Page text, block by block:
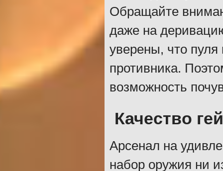
Обращайте
даже на
уверены, что пуля
противника.
возможность
Качество
Арсенал на
набор оружия ни